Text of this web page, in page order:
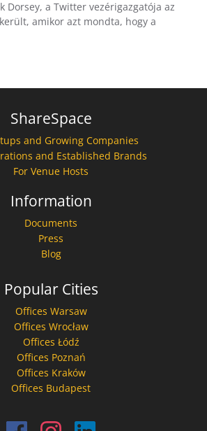
Dorsey, a Twitter vezérigazgatója az
amikor azt mondta, hogy a
ShareSpace
and Growing Companies
and Established Brands
For Venue Hosts
Popular Cities
Offices Warsaw
Offices Wrocław
Offices Łódź
Offices Poznań
Offices Kraków
Offices Budapest
Information
Documents
Press
Blog